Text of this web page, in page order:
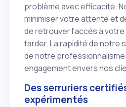
problème avec efficacité.
minimiser votre attente et
de retrouver l'accès à
tarder. La rapidité de notre
de notre
engagement envers nos
Des serruriers
expérimentés